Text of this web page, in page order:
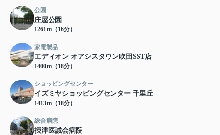
公園
庄屋公園
1261ｍ（16分）
家電製品
エディオン オアシスタウン吹田SST店
1400ｍ（18分）
ショッピングセンター
イズミヤショッピングセンター 千里丘
1413ｍ（18分）
総合病院
摂津医誠会病院